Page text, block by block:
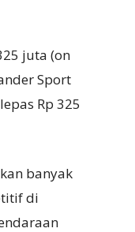
juta (on
Sport
Rp 325
banyak
di